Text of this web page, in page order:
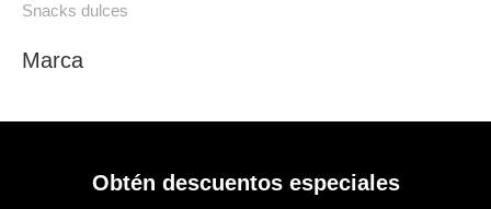
Snacks dulces
Marca
Obtén descuentos especiales